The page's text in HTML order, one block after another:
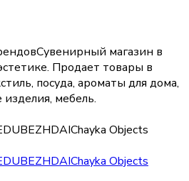
Сувенирный магазин в
Продает товары в
посуда, ароматы для дома,
мебель.
Chayka Objects
Chayka Objects